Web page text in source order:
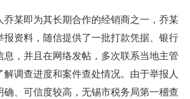
某即为其长期合作的经销商之一，乔某
报资料，随信提供了一批打款凭据、银行
息，并且在网络发帖，多次联系当地主管
解调查进度和案件查处情况。由于举报人
确、可信度较高，无锡市税务局第一稽查